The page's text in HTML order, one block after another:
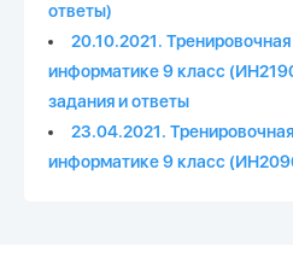
ответы)
20.10.2021.
информатике 9 класс
задания и ответы
23.04.2021.
информатике 9 класс